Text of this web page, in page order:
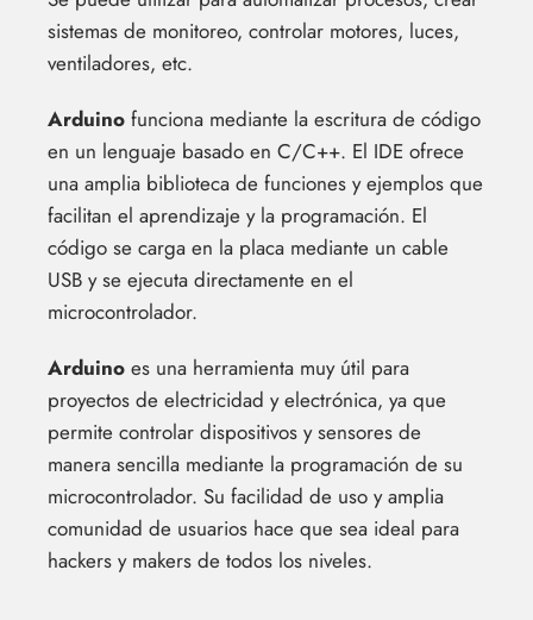
sistemas de monitoreo, controlar motores, luces,
ventiladores, etc.
Arduino funciona mediante la escritura de código
en un lenguaje basado en C/C++. El IDE ofrece
una amplia biblioteca de funciones y ejemplos que
facilitan el aprendizaje y la programación. El
código se carga en la placa mediante un cable
USB y se ejecuta directamente en el
microcontrolador.
Arduino es una herramienta muy útil para
proyectos de electricidad y electrónica, ya que
permite controlar dispositivos y sensores de
manera sencilla mediante la programación de su
microcontrolador. Su facilidad de uso y amplia
comunidad de usuarios hace que sea ideal para
hackers y makers de todos los niveles.